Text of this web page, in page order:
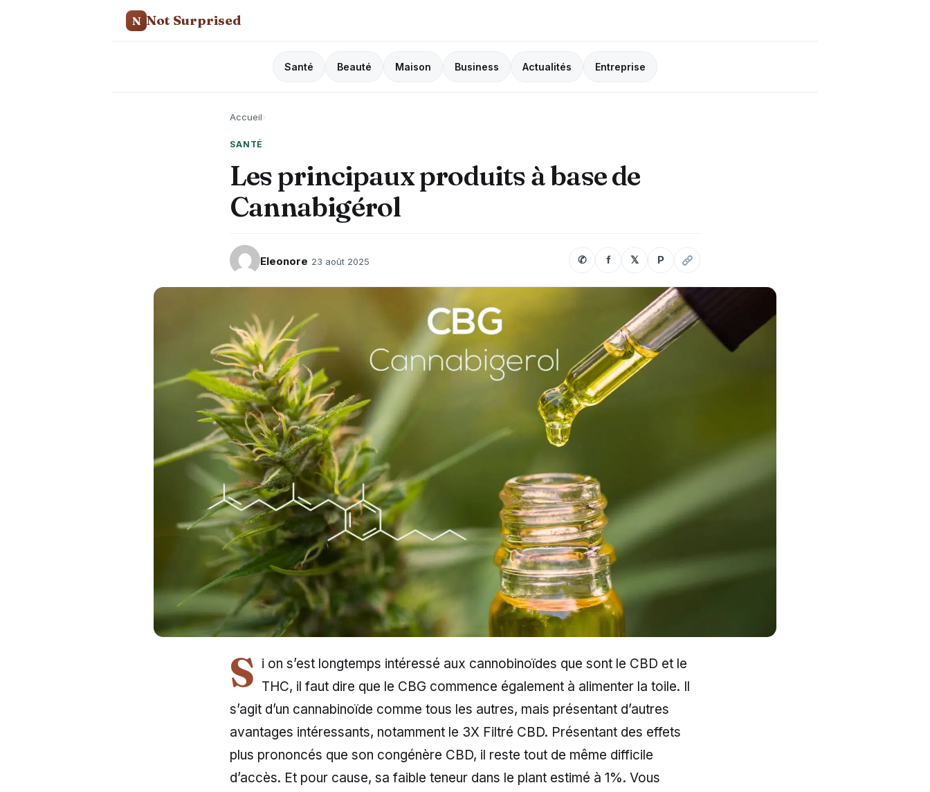
N Not Surprised
Santé Beauté Maison Business Actualités Entreprise
Accueil›
SANTÉ
Les principaux produits à base de
Cannabigérol
Eleonore 23 août 2025 ✆ f 𝕏 P
S i on s’est longtemps intéressé aux cannobinoïdes que sont le CBD et le
THC, il faut dire que le CBG commence également à alimenter la toile. Il
s’agit d’un cannabinoïde comme tous les autres, mais présentant d’autres
avantages intéressants, notamment le 3X Filtré CBD. Présentant des effets
plus prononcés que son congénère CBD, il reste tout de même difficile
d’accès. Et pour cause, sa faible teneur dans le plant estimé à 1%. Vous